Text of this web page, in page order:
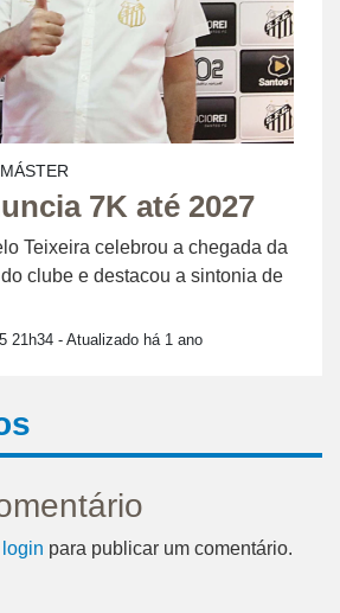
7K até 2027
Teixeira celebrou a chegada da
clube e destacou a sintonia de
21h34 - Atualizado há 1 ano
login para publicar um comentário.